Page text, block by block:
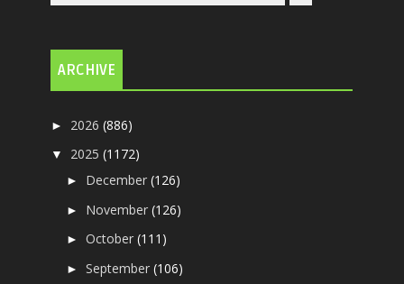
ARCHIVE
► 2026(886)
▼ 2025(1172)
► December(126)
► November(126)
►October(111)
►September(106)